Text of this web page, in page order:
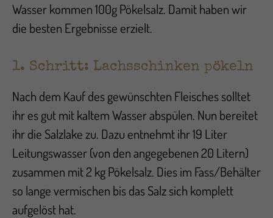
Wasser kommen 100g Pökelsalz. Damit haben wir
die besten Ergebnisse erzielt.
1. Schritt: Lachsschinken pökeln
Nach dem Kauf des gewünschten Fleisches solltet
ihr es gut mit kaltem Wasser abspülen. Nun bereitet
ihr die Salzlake zu. Dazu entnehmt ihr 19 Liter
Leitungswasser (von den angegebenen 20 Litern)
zusammen mit 2 kg Pökelsalz. Dies im Fass/Behälter
so lange vermischen bis das Salz sich komplett
aufgelöst hat.